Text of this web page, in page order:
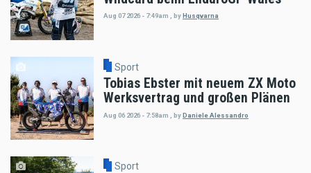
Aug 07 2026 - 7:49am byHusqvarna
Sport
Tobias Ebster mit neuem ZX Moto
Werksvertrag und großen Plänen
Aug 06 2026 - 7:58am byDaniele Alessandro
Sport